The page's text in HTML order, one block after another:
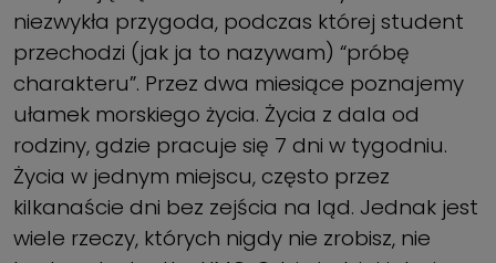
niezwykła przygoda, podczas której student
przechodzi (jak ja to nazywam) “próbę
charakteru”. Przez dwa miesiące poznajemy
ułamek morskiego życia. Życia z dala od
rodziny, gdzie pracuje się 7 dni w tygodniu.
Życia w jednym miejscu, często przez
kilkanaście dni bez zejścia na ląd. Jednak jest
wiele rzeczy, których nigdy nie zrobisz, nie